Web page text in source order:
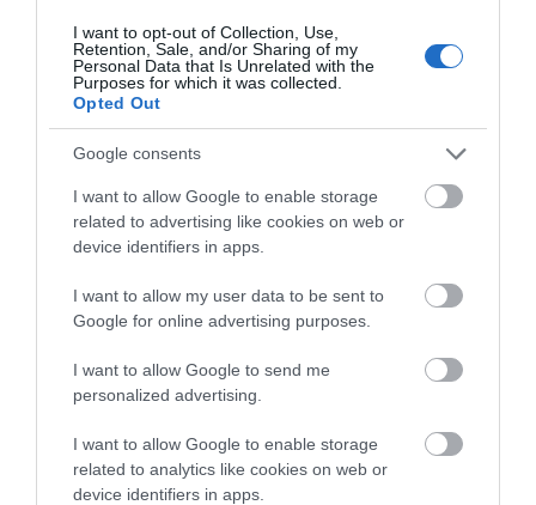
I want to opt-out of Collection, Use,
Retention, Sale, and/or Sharing of my
Personal Data that Is Unrelated with the
Purposes for which it was collected.
Opted Out
Google consents
I want to allow Google to enable storage
related to advertising like cookies on web or
device identifiers in apps.
I want to allow my user data to be sent to
Google for online advertising purposes.
I want to allow Google to send me
personalized advertising.
I want to allow Google to enable storage
related to analytics like cookies on web or
device identifiers in apps.
Χατζιδάκις και οι μεγάλες
στιγμές του ελληνικού
πολιτισμού στον 20ο αιώνα
(Μικρό αφιέρωμα και φόρος τιμής η σημερινή
αναδημοσίευση παλαιότερης ανάρτησης μας στον
μέγιστο Μίκη Θεοδωράκη που έφυγε από την ζωή
σήμερα 2 Σεπτεμβρίου 2021 σε ηλικία 96 ετών. Η
μελέτη αναφέρεται στους δύο μεγάλους του ελληνικού
ΤΡΑΓΟΥΔΙ”. Είναι του συγγραφέα/επικοινωνιολόγου
προσφορά…CONTINUE READING Ο
Θεοδωράκης